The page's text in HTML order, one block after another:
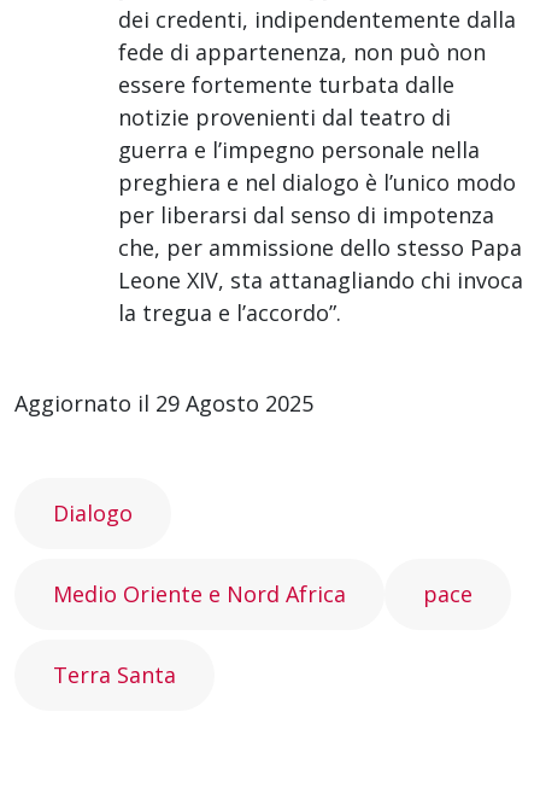
dei credenti, indipendentemente dalla
fede di appartenenza, non può non
essere fortemente turbata dalle
notizie provenienti dal teatro di
guerra e l’impegno personale nella
preghiera e nel dialogo è l’unico modo
per liberarsi dal senso di impotenza
che, per ammissione dello stesso Papa
Leone XIV, sta attanagliando chi invoca
la tregua e l’accordo”.
Aggiornato il 29 Agosto 2025
Dialogo
Medio Oriente e Nord Africa pace
Terra Santa